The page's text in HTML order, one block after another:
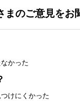
まのご意見をお
かった
けにくかった